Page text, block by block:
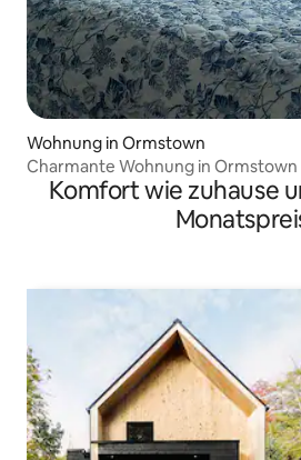
Wohnung in Ormstown
Charmante Wohnung in Ormstown
Komfort wie zuhause